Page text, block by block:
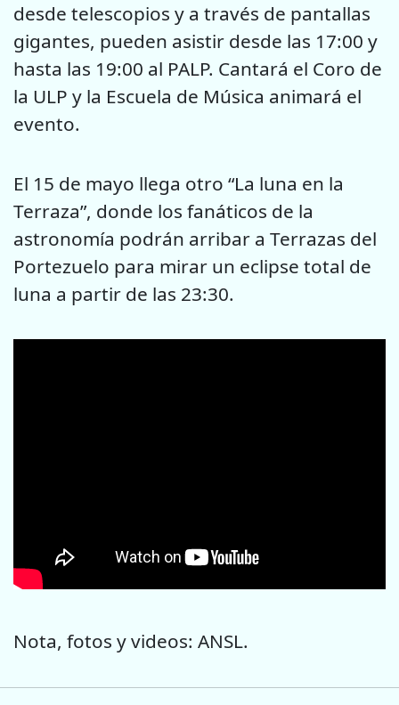
desde telescopios y a través de pantallas
gigantes, pueden asistir desde las 17:00 y
hasta las 19:00 al PALP. Cantará el Coro de
la ULP y la Escuela de Música animará el
evento.
El 15 de mayo llega otro “La luna en la
Terraza”, donde los fanáticos de la
astronomía podrán arribar a Terrazas del
Portezuelo para mirar un eclipse total de
luna a partir de las 23:30.
Nota, fotos y videos: ANSL.